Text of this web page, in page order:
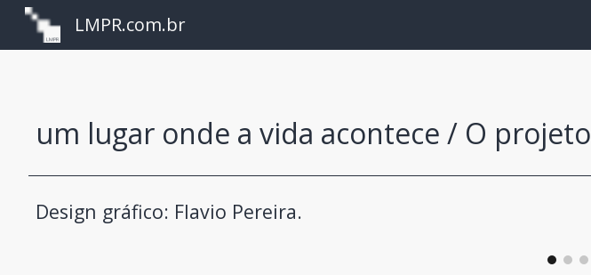
LMPR.com.br
um lugar onde a vida acontece / O projeto
Design gráfico: Flavio Pereira.